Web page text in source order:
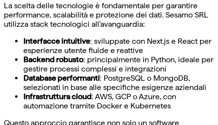
La scelta delle tecnologie è fondamentale per garantire
performance, scalabilità e protezione dei dati. Sesamo SRL
utilizza stack tecnologici all'avanguardia:
Interfacce intuitive: sviluppate con Next.js e React per
esperienze utente fluide e reattive
Backend robusto: principalmente in Python, ideale per
gestire processi complessi e integrazioni
Database performanti: PostgreSQL o MongoDB,
selezionati in base alle specifiche esigenze aziendali
Infrastruttura cloud: AWS, GCP o Azure, con
automazione tramite Docker e Kubernetes
Questo approccio garantisce non solo un software